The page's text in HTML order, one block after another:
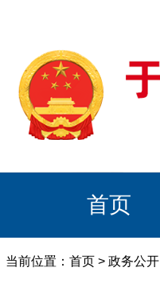
首页
当前位置： 首页 > 政务公开